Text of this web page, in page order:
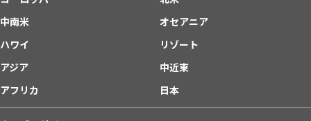
中南米
オセアニア
ハワイ
リゾート
アジア
中近東
アフリカ
日本